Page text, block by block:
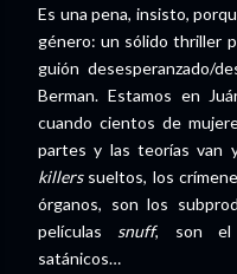
Es una pena, insisto,
género: un sólido thriller
guión desesperanzado/
Berman. Estamos en
cuando cientos de
partes y las teorías van
killerssueltos, los
órganos, son los
películas snuff, son el
satánicos…